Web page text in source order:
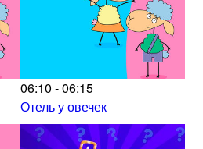
06:10 - 06:15
Отель у овечек